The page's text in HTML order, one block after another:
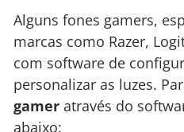
Alguns fones gamers,
marcas como Razer,
com software de
personalizar as luzes.
gamer através do
abaixo: